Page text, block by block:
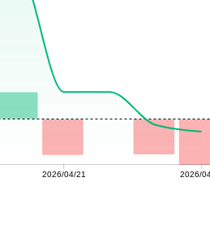
2026/04/21 2026/